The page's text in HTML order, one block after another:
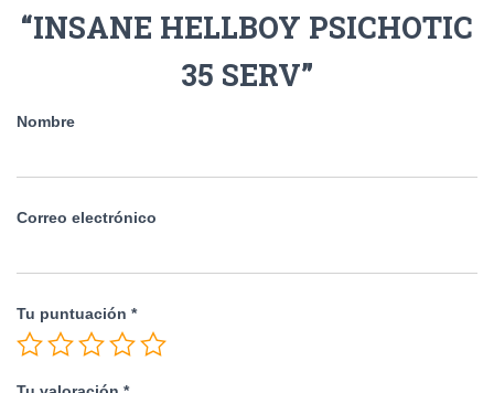
“INSANE HELLBOY PSICHOTIC
35 SERV”
Nombre
Correo electrónico
Tu puntuación *